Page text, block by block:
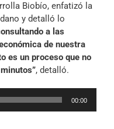
Biobío, enfatizó la
y detalló lo
a las
de nuestra
es un proceso que no
, detalló.
00:00